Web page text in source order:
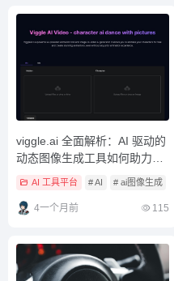
viggle.ai 全面解析：AI 驱动的
动态图像生成工具如何助力短
视频创作者实现高效内容生
AI 工具平台 # AI # ai图像生成
4一个月前 115